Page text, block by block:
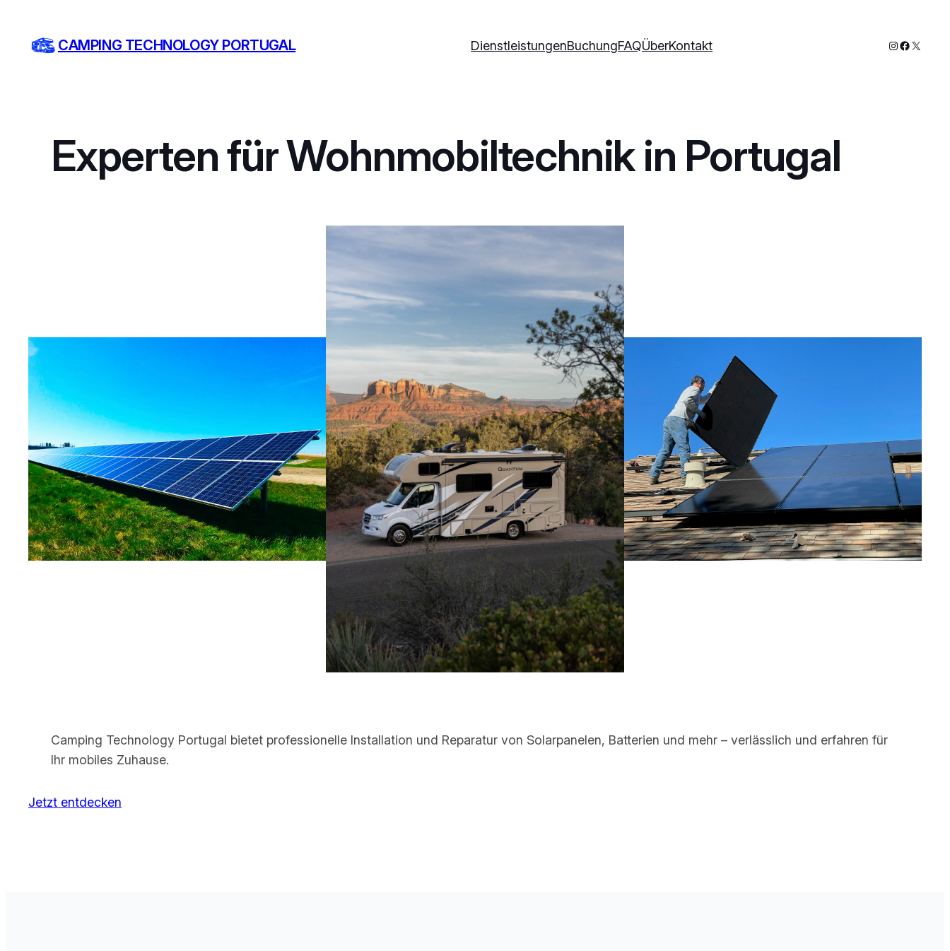
springen
CAMPING TECHNOLOGY PORTUGAL DienstleistungenBuchungFAQÜberKontakt Instagram
X
Experten für Wohnmobiltechnik in Portugal
Camping Technology Portugal bietet professionelle Installation und Reparatur von Solarpanelen, Batterien und mehr – verlässlich und erfahren für
Ihr mobiles Zuhause.
Jetzt entdecken